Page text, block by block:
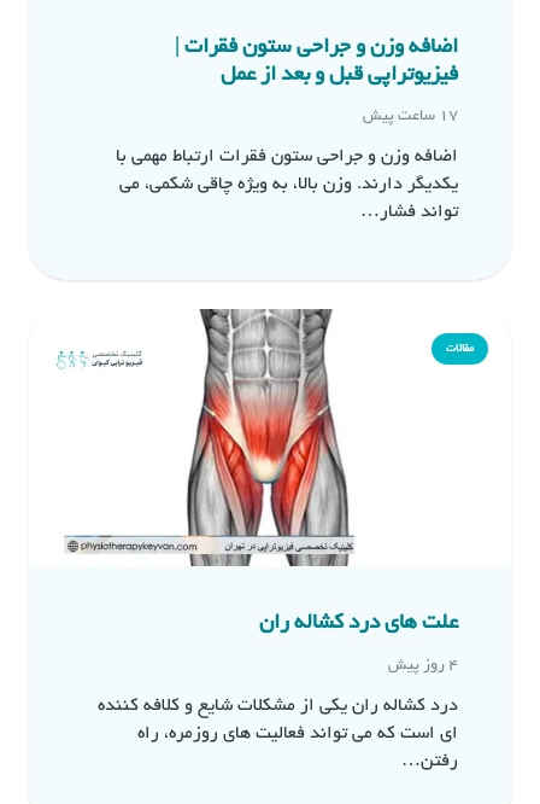
اضافه وزن و جراحی ستون فقرات |
فیزیوتراپی قبل و بعد از عمل
17 ساعت پیش
اضافه وزن و جراحی ستون فقرات ارتباط مهمی با
یکدیگر دارند. وزن بالا، به ویژه چاقی شکمی، می
تواند فشار…
مقالات
علت های درد کشاله ران
4 روز پیش
درد کشاله ران یکی از مشکلات شایع و کلافه کننده
ای است که می تواند فعالیت های روزمره، راه
رفتن…